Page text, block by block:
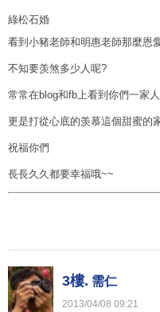
綠松石婚
看到小豬老師和明惠老師那麼恩
不知要羡煞多少人呢?
常常在blog和fb上看到你們一家
更是打從心底的羡慕這個甜蜜的
祝福你們
長長久久都要幸福哦~~
3樓. 需仁
2013/04/08 09:21